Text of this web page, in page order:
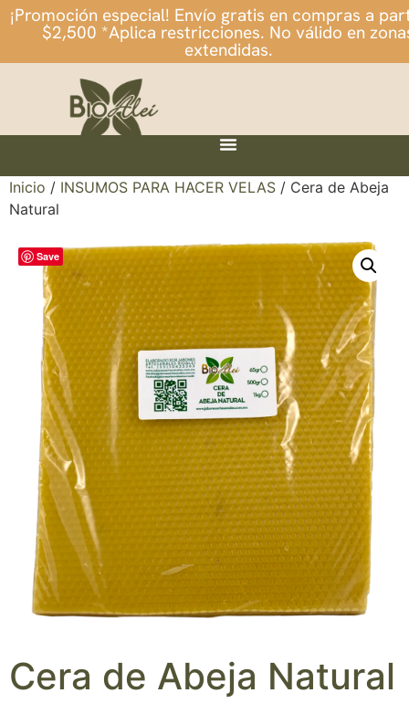
¡Promoción especial! Envío gratis en compras a
$2,500 *Aplica restricciones. No válido en
extendidas.
Inicio / INSUMOS PARA HACER VELAS / Cera de Abeja
Natural
Save
Cera de Abeja Natural